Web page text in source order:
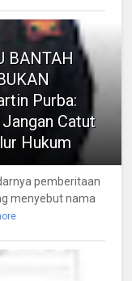
BANTAH
Purba:
Catut
Hukum
pemberitaan
menyebut nama